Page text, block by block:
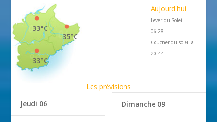
35°C
33°C
33°C
Aujourd'hui
Lever du Soleil
06:28
Coucher du soleil à
20:44
Les prévisions
Jeudi 06
Dimanche 09